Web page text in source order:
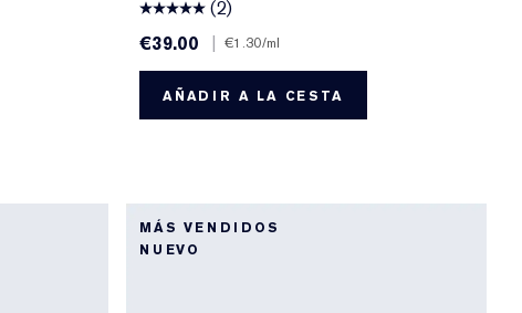
(2)
€39.00
€1.30/ml
AÑADIR A LA CESTA
MÁS VENDIDOS
NUEVO